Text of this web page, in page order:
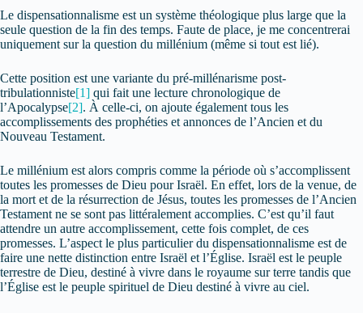
Le dispensationnalisme est un système théologique plus large que la
seule question de la fin des temps. Faute de place, je me concentrerai
uniquement sur la question du millénium (même si tout est lié).
Cette position est une variante du pré-millénarisme post-
tribulationniste[1] qui fait une lecture chronologique de
l’Apocalypse[2]. À celle-ci, on ajoute également tous les
accomplissements des prophéties et annonces de l’Ancien et du
Nouveau Testament.
Le millénium est alors compris comme la période où s’accomplissent
toutes les promesses de Dieu pour Israël. En effet, lors de la venue, de
la mort et de la résurrection de Jésus, toutes les promesses de l’Ancien
Testament ne se sont pas littéralement accomplies. C’est qu’il faut
attendre un autre accomplissement, cette fois complet, de ces
promesses. L’aspect le plus particulier du dispensationnalisme est de
faire une nette distinction entre Israël et l’Église. Israël est le peuple
terrestre de Dieu, destiné à vivre dans le royaume sur terre tandis que
l’Église est le peuple spirituel de Dieu destiné à vivre au ciel.